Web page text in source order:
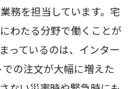
務を担当しています。宅
わたる分野で働くことが
っているのは、インター
の注文が大幅に増えた